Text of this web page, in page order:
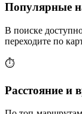
Популярные
В поиске
переходите по
⏱️
Расстояние и